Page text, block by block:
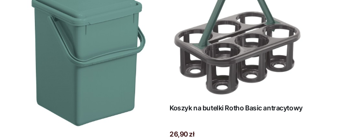
Koszyk na butelki Rotho Basic antracytowy
Cena
26,90 zł